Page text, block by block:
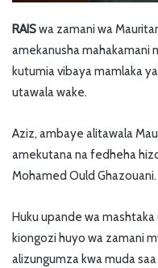
RAISwa zamani wa
amekanusha mahakamani
kutumia vibaya mamlaka
utawala wake.
Aziz, ambaye alitawala
amekutana na fedheha
Mohamed Ould Ghazouani.
Huku upande wa
kiongozi huyo wa zamani
alizungumza kwa muda